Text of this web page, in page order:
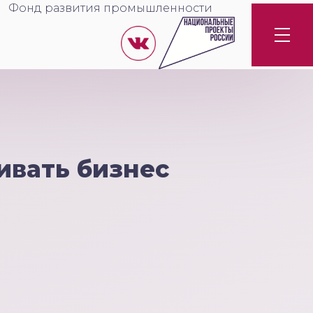
Фонд развития промышленности
бизнес